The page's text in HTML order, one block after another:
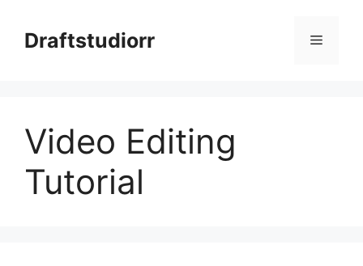
contentDraftstudiorr Menu
Video Editing
Tutorial